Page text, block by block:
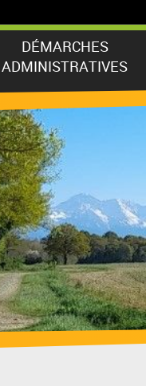
DÉMARCHES
ADMINISTRATIVES